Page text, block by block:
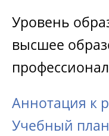
Уровень
высшее
Аннотация к
Учебный план